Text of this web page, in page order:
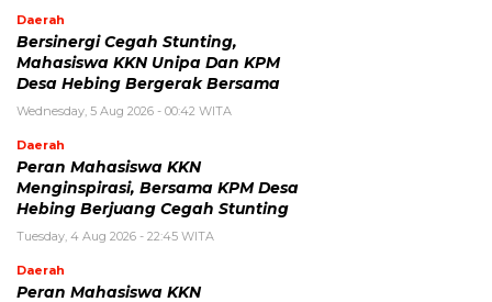
Daerah
Bersinergi Cegah Stunting,
Mahasiswa KKN Unipa Dan KPM
Desa Hebing Bergerak Bersama
Wednesday, 5 Aug 2026 - 00:42 WITA
Daerah
Peran Mahasiswa KKN
Menginspirasi, Bersama KPM Desa
Hebing Berjuang Cegah Stunting
Tuesday, 4 Aug 2026 - 22:45 WITA
Daerah
Peran Mahasiswa KKN